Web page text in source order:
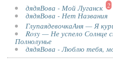
дядяВова - Мой Луганск 2
дядяВова - Нет Названия
ГлупаядевочкаАня — Я
Rosy — Не успело Солнце
Полнолунье
дядяВова - Люблю тебя,